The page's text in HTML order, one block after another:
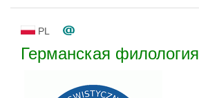
PL
Германская филология